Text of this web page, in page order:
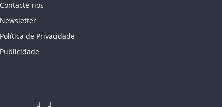
Contacte-nos
Newsletter
Política de Privacidade
Publicidade